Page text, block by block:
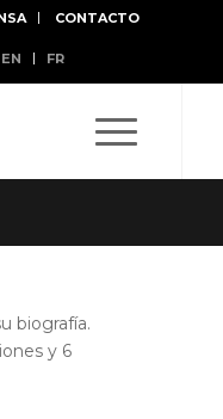
CONTACTO
EN FR
biografía.
y 6